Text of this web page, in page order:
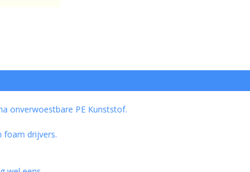
onverwoestbare PE Kunststof.
foam drijvers.